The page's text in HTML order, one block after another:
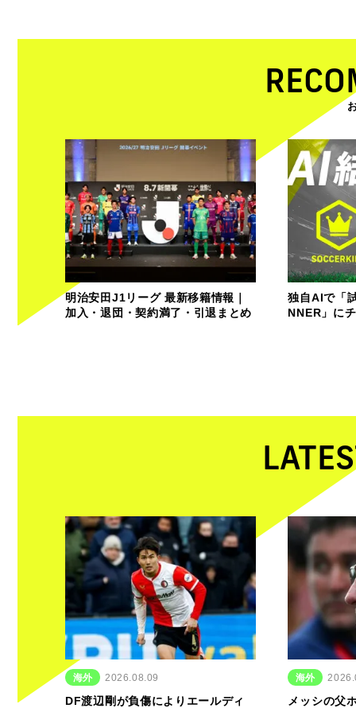
明治安田J1リーグ 最新移籍情報｜
加入・退団・契約満了・引退まとめ
独自AIで「
NNER」に
海外 2026.08.09
DF渡辺剛が負傷によりエールディ
海外
メッシの父